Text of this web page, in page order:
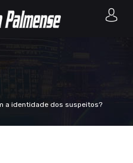
a identidade dos suspeitos?